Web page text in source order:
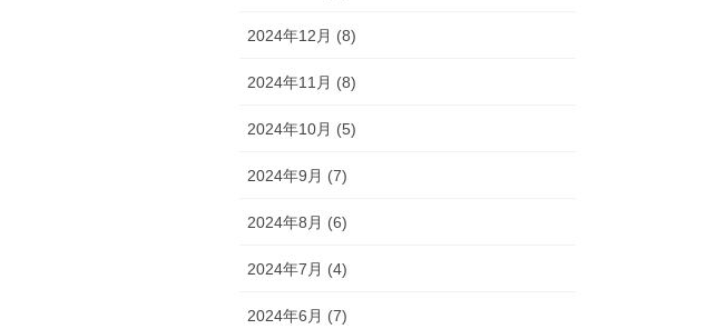
2024年12月 (8)
2024年11月 (8)
2024年10月 (5)
2024年9月 (7)
2024年8月 (6)
2024年7月 (4)
2024年6月 (7)